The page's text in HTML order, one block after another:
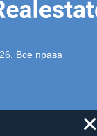
Все права
×